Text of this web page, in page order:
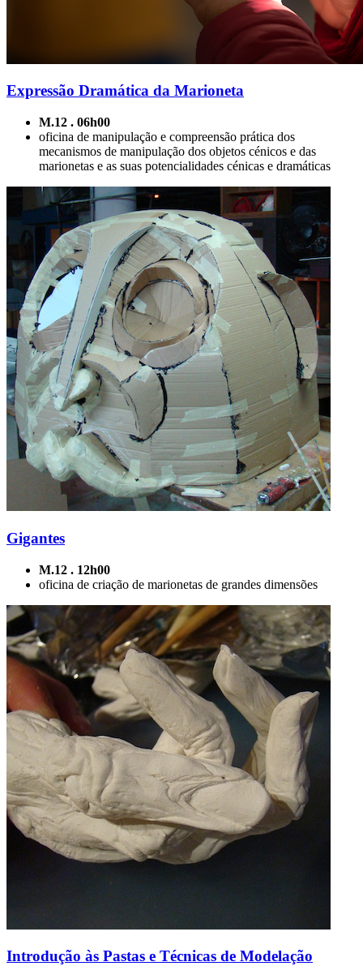
Expressão Dramática da Marioneta
M.12 . 06h00
oficina de manipulação e compreensão prática dos
mecanismos de manipulação dos objetos cénicos e das
marionetas e as suas potencialidades cénicas e dramáticas
Gigantes
M.12 . 12h00
oficina de criação de marionetas de grandes dimensões
Introdução às Pastas e Técnicas de Modelação